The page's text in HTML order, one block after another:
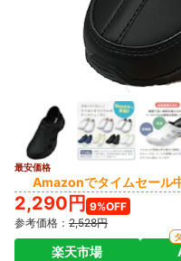
最安価格
Amazonでタイムセール
2,290円 9%OFF
参考価格： 2,528円
楽天市場